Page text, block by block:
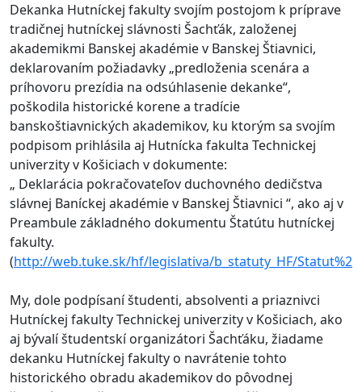
Dekanka Hutníckej fakulty svojím postojom k príprave
tradičnej hutníckej slávnosti Šachťák, založenej
akademikmi Banskej akadémie v Banskej Štiavnici,
deklarovaním požiadavky „predloženia scenára a
príhovoru prezídia na odsúhlasenie dekanke“,
poškodila historické korene a tradície
banskoštiavnických akademikov, ku ktorým sa svojím
podpisom prihlásila aj Hutnícka fakulta Technickej
univerzity v Košiciach v dokumente:
„ Deklarácia pokračovateľov duchovného dedičstva
slávnej Baníckej akadémie v Banskej Štiavnici “, ako aj v
Preambule základného dokumentu Štatútu hutníckej
fakulty.
(http://web.tuke.sk/hf/legislativa/b_statuty_HF/
My, dole podpísaní študenti, absolventi a priaznivci
Hutníckej fakulty Technickej univerzity v Košiciach, ako
aj bývalí študentskí organizátori Šachťáku, žiadame
dekanku Hutníckej fakulty o navrátenie tohto
historického obradu akademikov do pôvodnej